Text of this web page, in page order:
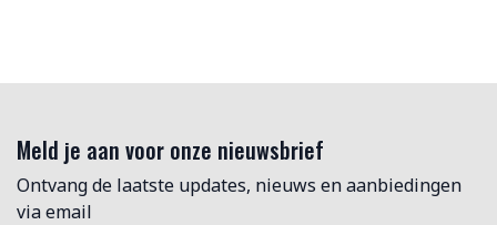
Meld je aan voor onze nieuwsbrief
Ontvang de laatste updates, nieuws en aanbiedingen
via email